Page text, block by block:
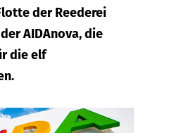
der Reederei
AIDAnova, die
die elf